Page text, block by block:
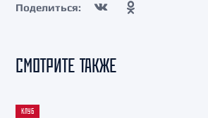
Поделиться:
СМОТРИТЕ ТАКЖЕ
КЛУБ